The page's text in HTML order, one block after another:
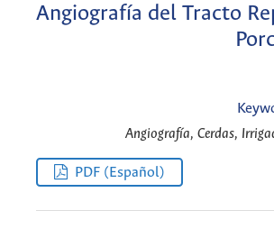
Angiografía del Tracto
Angiografía, Cerdas,
PDF (Español)